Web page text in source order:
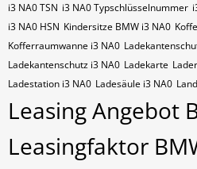
i3 NA0​​​​ TSN i3 NA0​​​​ Typschlüsselnummer
i3 NA0​​​​​ HSN Kindersitze BMW i3 NA0
Kofferraumwanne i3 NA0
Ladekantenschutz i3 NA0 Ladekarte
Ladestation i3 NA0 Ladesäule i3 NA0 Land
Leasing Angebot
Leasingfaktor